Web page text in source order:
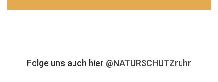
Folge uns auch hier @NATURSCHUTZruhr